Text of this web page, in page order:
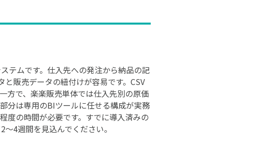
テムです。仕入先への発注から納品の記
販売データの紐付けが容易です。CSV
方で、楽楽販売単体では仕入先別の原価
分は専用のBIツールに任せる構成が実務
度の時間が必要です。すでに導入済みの
4週間を見込んでください。